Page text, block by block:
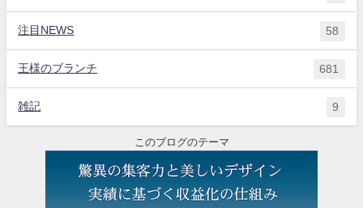
注目NEWS 58
王様のブランチ 681
雑記 9
このブログのテーマ